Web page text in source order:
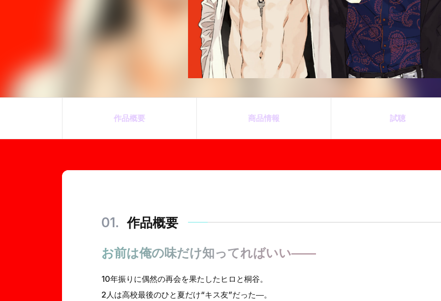
作品概要 商品情報 試聴
作品概要
お前は俺の味だけ知ってればいい――
10年振りに偶然の再会を果たしたヒロと桐谷。
2人は高校最後のひと夏だけ“キス友”だった―。